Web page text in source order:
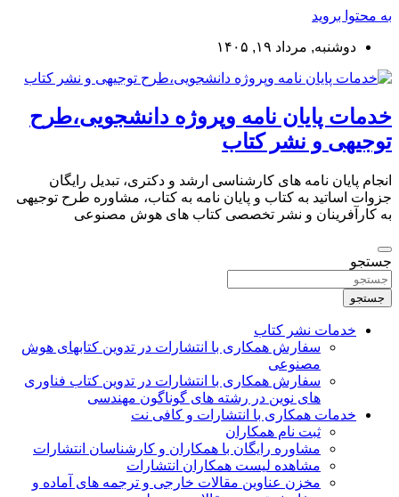
به محتوا بروید
دوشنبه, مرداد ۱۹, ۱۴۰۵
خدمات پایان نامه وپروژه دانشجویی،طرح
توجیهی و نشر کتاب
انجام پایان نامه های کارشناسی ارشد و دکتری، تبدیل رایگان
جزوات اساتید به کتاب و پایان نامه به کتاب، مشاوره طرح توجیهی
به کارآفرینان و نشر تخصصی کتاب های هوش مصنوعی
جستجو
جستجو
خدمات نشر کتاب
سفارش همکاری با انتشارات در تدوین کتابهای هوش
مصنوعی
سفارش همکاری با انتشارات در تدوین کتاب فناوری
های نوین در رشته های گوناگون مهندسی
خدمات همکاری با انتشارات و کافی نت
ثبت نام همکاران
مشاوره رایگان با همکاران و کارشناسان انتشارات
مشاهده لیست همکاران انتشارات
مخزن عناوین مقالات خارجی و ترجمه های آماده و